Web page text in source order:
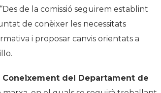
de la comissió seguirem establint
de conèixer les necessitats
i proposar canvis orientats a
del Departament de